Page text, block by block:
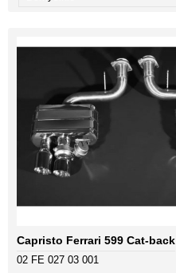
Capristo Ferrari 599 Cat-back
02 FE 027 03 001